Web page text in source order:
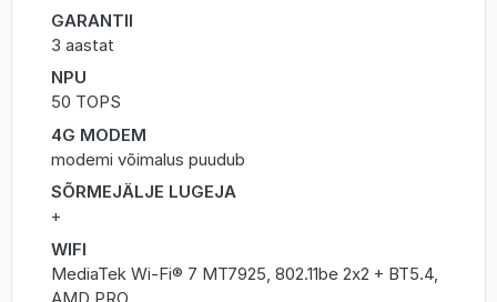
GARANTII
3 aastat
NPU
50 TOPS
4G MODEM
modemi võimalus puudub
SÕRMEJÄLJE LUGEJA
+
WIFI
MediaTek Wi-Fi® 7 MT7925, 802.11be 2x2 + BT5.4,